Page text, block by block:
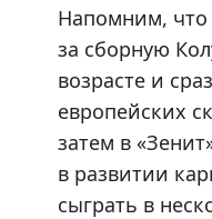
Напомним, что
за сборную
возрасте и
европейских
затем в
в развитии
сыграть в